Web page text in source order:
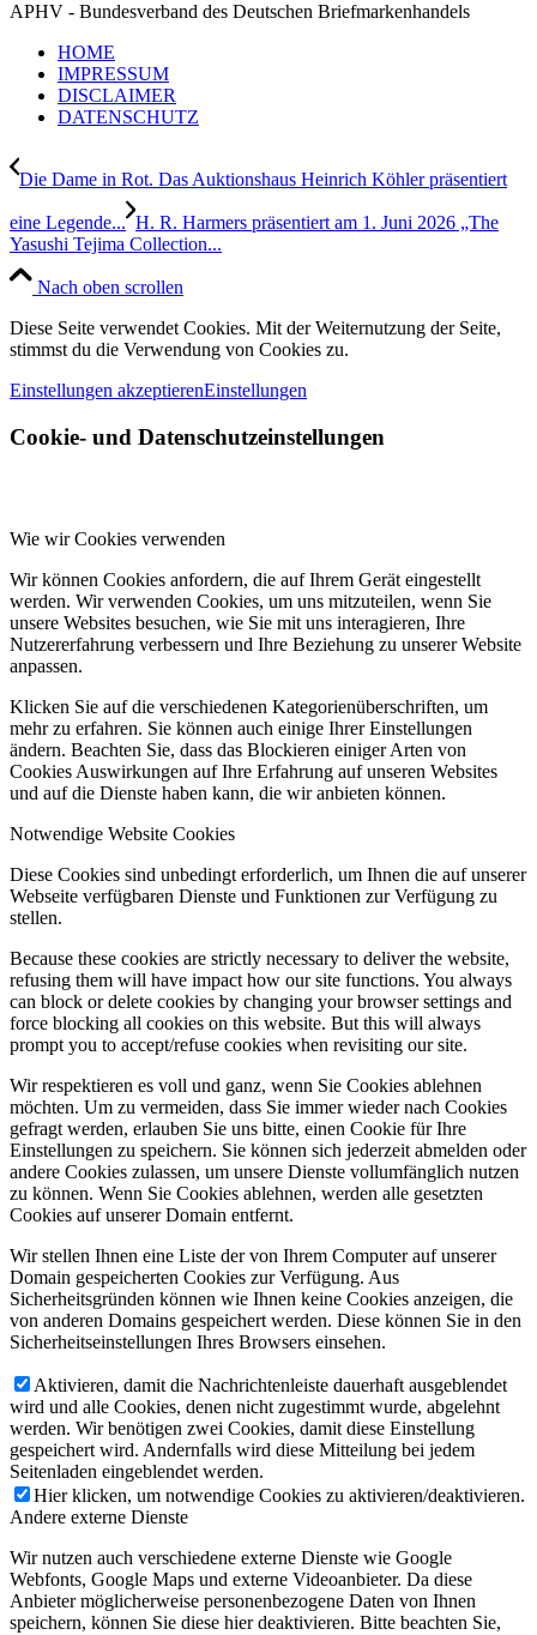
APHV - Bundesverband des Deutschen Briefmarkenhandels
HOME
IMPRESSUM
DISCLAIMER
DATENSCHUTZ
Die Dame in Rot. Das Auktionshaus Heinrich Köhler präsentiert
eine Legende... H. R. Harmers präsentiert am 1. Juni 2026 „The
Yasushi Tejima Collection...
Nach oben scrollen
Diese Seite verwendet Cookies. Mit der Weiternutzung der Seite,
stimmst du die Verwendung von Cookies zu.
Einstellungen akzeptierenEinstellungen
Cookie- und Datenschutzeinstellungen
Wie wir Cookies verwenden
Wir können Cookies anfordern, die auf Ihrem Gerät eingestellt
werden. Wir verwenden Cookies, um uns mitzuteilen, wenn Sie
unsere Websites besuchen, wie Sie mit uns interagieren, Ihre
Nutzererfahrung verbessern und Ihre Beziehung zu unserer Website
anpassen.
Klicken Sie auf die verschiedenen Kategorienüberschriften, um
mehr zu erfahren. Sie können auch einige Ihrer Einstellungen
ändern. Beachten Sie, dass das Blockieren einiger Arten von
Cookies Auswirkungen auf Ihre Erfahrung auf unseren Websites
und auf die Dienste haben kann, die wir anbieten können.
Notwendige Website Cookies
Diese Cookies sind unbedingt erforderlich, um Ihnen die auf unserer
Webseite verfügbaren Dienste und Funktionen zur Verfügung zu
stellen.
Because these cookies are strictly necessary to deliver the website,
refusing them will have impact how our site functions. You always
can block or delete cookies by changing your browser settings and
force blocking all cookies on this website. But this will always
prompt you to accept/refuse cookies when revisiting our site.
Wir respektieren es voll und ganz, wenn Sie Cookies ablehnen
möchten. Um zu vermeiden, dass Sie immer wieder nach Cookies
gefragt werden, erlauben Sie uns bitte, einen Cookie für Ihre
Einstellungen zu speichern. Sie können sich jederzeit abmelden oder
andere Cookies zulassen, um unsere Dienste vollumfänglich nutzen
zu können. Wenn Sie Cookies ablehnen, werden alle gesetzten
Cookies auf unserer Domain entfernt.
Wir stellen Ihnen eine Liste der von Ihrem Computer auf unserer
Domain gespeicherten Cookies zur Verfügung. Aus
Sicherheitsgründen können wie Ihnen keine Cookies anzeigen, die
von anderen Domains gespeichert werden. Diese können Sie in den
Sicherheitseinstellungen Ihres Browsers einsehen.
Aktivieren, damit die Nachrichtenleiste dauerhaft ausgeblendet
wird und alle Cookies, denen nicht zugestimmt wurde, abgelehnt
werden. Wir benötigen zwei Cookies, damit diese Einstellung
gespeichert wird. Andernfalls wird diese Mitteilung bei jedem
Seitenladen eingeblendet werden.
Hier klicken, um notwendige Cookies zu aktivieren/deaktivieren.
Andere externe Dienste
Wir nutzen auch verschiedene externe Dienste wie Google
Webfonts, Google Maps und externe Videoanbieter. Da diese
Anbieter möglicherweise personenbezogene Daten von Ihnen
speichern, können Sie diese hier deaktivieren. Bitte beachten Sie,